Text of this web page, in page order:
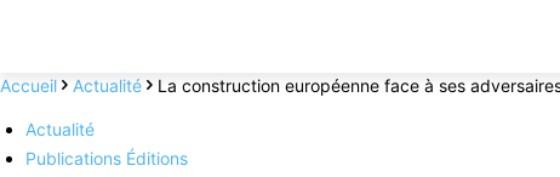
Accueil Actualité La construction européenne face à ses
Actualité
Publications Éditions